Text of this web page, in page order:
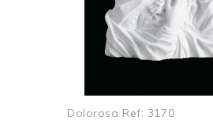
Dolorosa Ref: 3170